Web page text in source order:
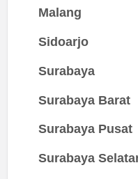
Malang
Sidoarjo
Surabaya
Surabaya Barat
Surabaya Pusat
Surabaya